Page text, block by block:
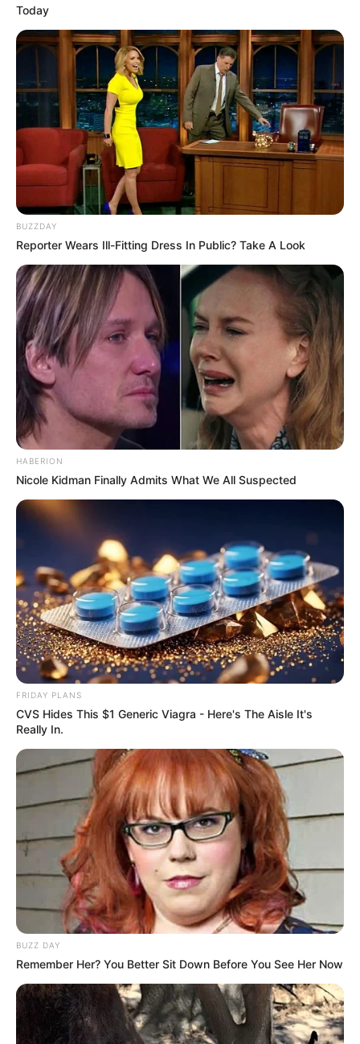
Today
BUZZDAY
Reporter Wears Ill-Fitting Dress In Public? Take A Look
HABERION
Nicole Kidman Finally Admits What We All Suspected
FRIDAY PLANS
CVS Hides This $1 Generic Viagra - Here's The Aisle It's
Really In.
BUZZ DAY
Remember Her? You Better Sit Down Before You See Her Now